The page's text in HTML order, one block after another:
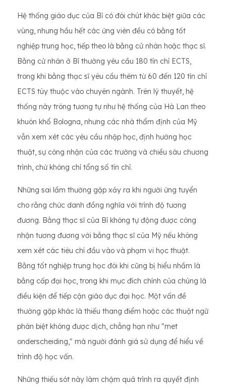
Hệ thống giáo dục của Bỉ có đôi chút khác biệt giữa các
vùng, nhưng hầu hết các ứng viên đều có bằng tốt
nghiệp trung học, tiếp theo là bằng cử nhân hoặc thạc sĩ.
Bằng cử nhân ở Bỉ thường yêu cầu 180 tín chỉ ECTS,
trong khi bằng thạc sĩ yêu cầu thêm từ 60 đến 120 tín chỉ
ECTS tùy thuộc vào chuyên ngành. Trên lý thuyết, hệ
thống này trông tương tự như hệ thống của Hà Lan theo
khuôn khổ Bologna, nhưng các nhà thẩm định của Mỹ
vẫn xem xét các yêu cầu nhập học, định hướng học
thuật, sự công nhận của các trường và chiều sâu chương
trình, chứ không chỉ tổng số tín chỉ.
Những sai lầm thường gặp xảy ra khi người ứng tuyển
cho rằng chức danh đồng nghĩa với trình độ tương
đương. Bằng thạc sĩ của Bỉ không tự động được công
nhận tương đương với bằng thạc sĩ của Mỹ nếu không
xem xét các tiêu chí đầu vào và phạm vi học thuật.
Bằng tốt nghiệp trung học đôi khi cũng bị hiểu nhầm là
bằng cấp đại học, trong khi mục đích chính của chúng là
điều kiện để tiếp cận giáo dục đại học. Một vấn đề
thường gặp khác là thiếu thang điểm hoặc các thuật ngữ
phân biệt không được dịch, chẳng hạn như "met
onderscheiding," mà người đánh giá sử dụng để hiểu về
trình độ học vấn.
Những thiếu sót này làm chậm quá trình ra quyết định